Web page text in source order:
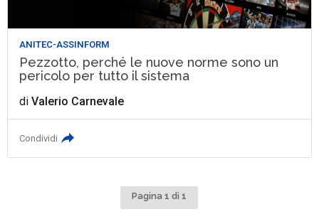
ANITEC-ASSINFORM
Pezzotto, perché le nuove norme sono un
pericolo per tutto il sistema
diValerio Carnevale
Condividi
Pagina 1 di 1